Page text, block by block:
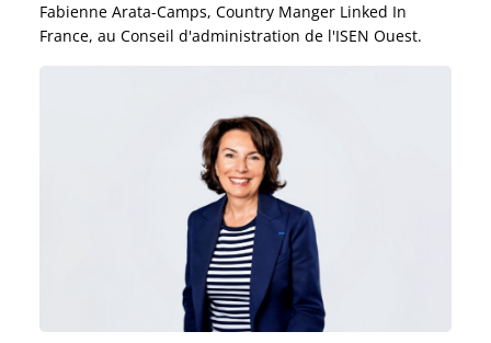
Fabienne Arata-Camps, Country Manger Linked In
France, au Conseil d'administration de l'ISEN Ouest.